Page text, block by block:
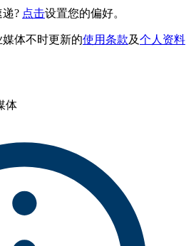
? 点击设置您的偏好。
体不时更新的使用条款及个人资料
体